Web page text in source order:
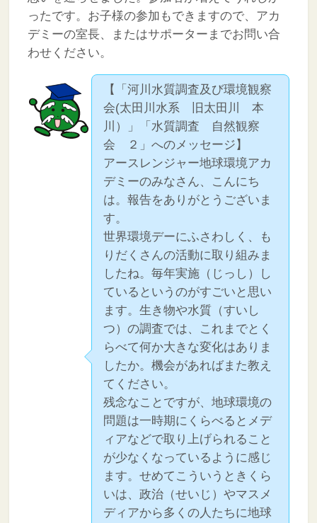
ったです。お子様の参加もできますので、アカ
デミーの室長、またはサポーターまでお問い合
わせください。
【「河川水質調査及び環境観察
会(太田川水系 旧太田川 本
川）」「水質調査 自然観察
会 ２」へのメッセージ】
アースレンジャー地球環境アカ
デミーのみなさん、こんにち
は。報告をありがとうございま
す。
世界環境デーにふさわしく、も
りだくさんの活動に取り組みま
したね。毎年実施（じっし）し
ているというのがすごいと思い
ます。生き物や水質（すいし
つ）の調査では、これまでとく
らべて何か大きな変化はありま
したか。機会があればまた教え
てください。
残念なことですが、地球環境の
問題は一時期にくらべるとメデ
ィアなどで取り上げられること
が少なくなっているように感じ
ます。せめてこういうときくら
いは、政治（せいじ）やマスメ
ディアから多くの人たちに地球